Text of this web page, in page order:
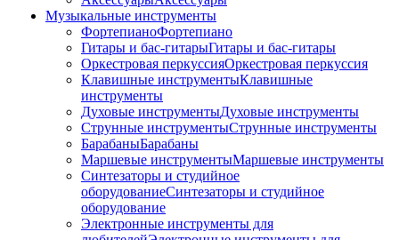
Музыкальные инструменты
ФортепианоФортепиано
Гитары и бас-гитарыГитары и бас-гитары
Оркестровая перкуссияОркестровая перкуссия
Клавишные инструментыКлавишные
инструменты
Духовые инструментыДуховые инструменты
Струнные инструментыСтрунные инструменты
БарабаныБарабаны
Маршевые инструментыМаршевые инструменты
Синтезаторы и студийное
оборудованиеСинтезаторы и студийное
оборудование
Электронные инструменты для